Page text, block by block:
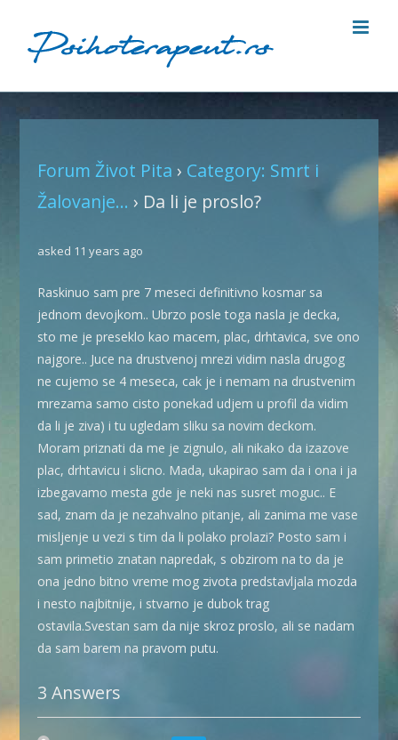
Forum Život Pita › Category: Smrt i
Žalovanje... › Da li je proslo?
asked 11 years ago
Raskinuo sam pre 7 meseci definitivno kosmar sa
jednom devojkom.. Ubrzo posle toga nasla je decka,
sto me je preseklo kao macem, plac, drhtavica, sve ono
najgore.. Juce na drustvenoj mrezi vidim nasla drugog
ne cujemo se 4 meseca, cak je i nemam na drustvenim
mrezama samo cisto ponekad udjem u profil da vidim
da li je ziva) i tu ugledam sliku sa novim deckom.
Moram priznati da me je zignulo, ali nikako da izazove
plac, drhtavicu i slicno. Mada, ukapirao sam da i ona i ja
izbegavamo mesta gde je neki nas susret moguc.. E
sad, znam da je nezahvalno pitanje, ali zanima me vase
misljenje u vezi s tim da li polako prolazi? Posto sam i
sam primetio znatan napredak, s obzirom na to da je
ona jedno bitno vreme mog zivota predstavljala mozda
i nesto najbitnije, i stvarno je dubok trag
ostavila.Svestan sam da nije skroz proslo, ali se nadam
da sam barem na pravom putu.
3 Answers